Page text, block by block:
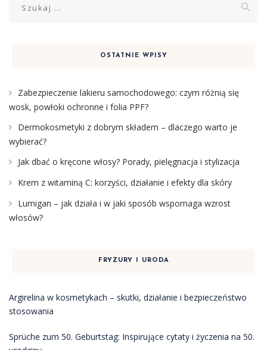
OSTATNIE WPISY
Zabezpieczenie lakieru samochodowego: czym różnią się
wosk, powłoki ochronne i folia PPF?
Dermokosmetyki z dobrym składem – dlaczego warto je
wybierać?
Jak dbać o kręcone włosy? Porady, pielęgnacja i stylizacja
Krem z witaminą C: korzyści, działanie i efekty dla skóry
Lumigan – jak działa i w jaki sposób wspomaga wzrost
włosów?
FRYZURY I URODA
Argirelina w kosmetykach – skutki, działanie i bezpieczeństwo
stosowania
Sprüche zum 50. Geburtstag: Inspirujące cytaty i życzenia na 50.